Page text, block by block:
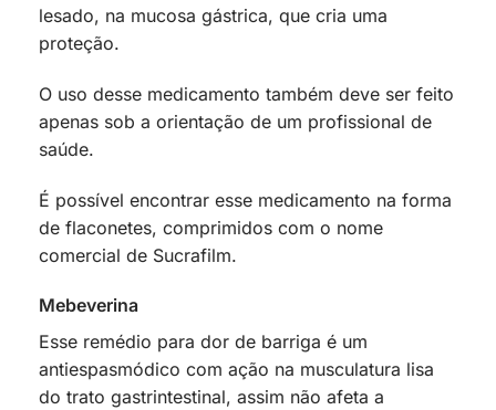
lesado, na mucosa gástrica, que cria uma
proteção.
O uso desse medicamento também deve ser feito
apenas sob a orientação de um profissional de
saúde.
É possível encontrar esse medicamento na forma
de flaconetes, comprimidos com o nome
comercial de Sucrafilm.
Mebeverina
Esse remédio para dor de barriga é um
antiespasmódico com ação na musculatura lisa
do trato gastrintestinal, assim não afeta a